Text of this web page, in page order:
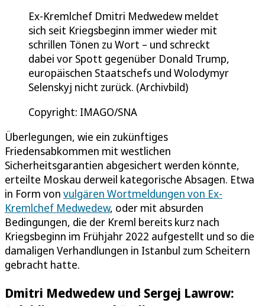
Ex-Kremlchef Dmitri Medwedew meldet
sich seit Kriegsbeginn immer wieder mit
schrillen Tönen zu Wort – und schreckt
dabei vor Spott gegenüber Donald Trump,
europäischen Staatschefs und Wolodymyr
Selenskyj nicht zurück. (Archivbild)
Copyright: IMAGO/SNA
Überlegungen, wie ein zukünftiges
Friedensabkommen mit westlichen
Sicherheitsgarantien abgesichert werden könnte,
erteilte Moskau derweil kategorische Absagen. Etwa
in Form von vulgären Wortmeldungen von Ex-
Kremlchef Medwedew, oder mit absurden
Bedingungen, die der Kreml bereits kurz nach
Kriegsbeginn im Frühjahr 2022 aufgestellt und so die
damaligen Verhandlungen in Istanbul zum Scheitern
gebracht hatte.
Dmitri Medwedew und Sergej Lawrow: